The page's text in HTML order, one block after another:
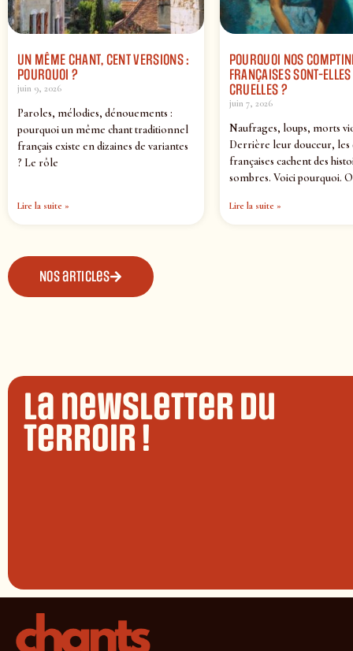
UN MÊME CHANT, CENT VERSIONS :
POURQUOI ?
juin 9, 2026
Paroles, mélodies, dénouements :
pourquoi un même chant traditionnel
français existe en dizaines de variantes
? Le rôle
Lire la suite »
POURQUOI NOS
FRANÇAISES SONT-
CRUELLES ?
juin 7, 2026
Naufrages, loups, morts
Derrière leur douceur, les
françaises cachent des
sombres. Voici pourquoi.
Lire la suite »
Nos articles
La newsletter du
terroir !